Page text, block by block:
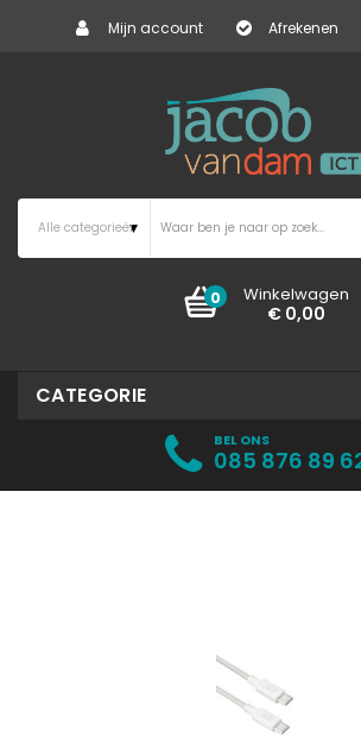
Mijn account Afrekenen
Winkelwagen
0
€ 0,00
CATEGORIE
BEL ONS
085 876 89